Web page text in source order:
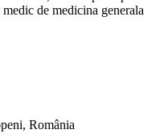
de medicina generala
România